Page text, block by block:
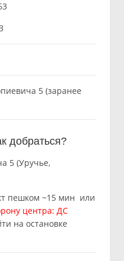
5 (заранее
добраться?
5 (Уручье,
пешком ~15 мин или
центра: ДС
на остановке